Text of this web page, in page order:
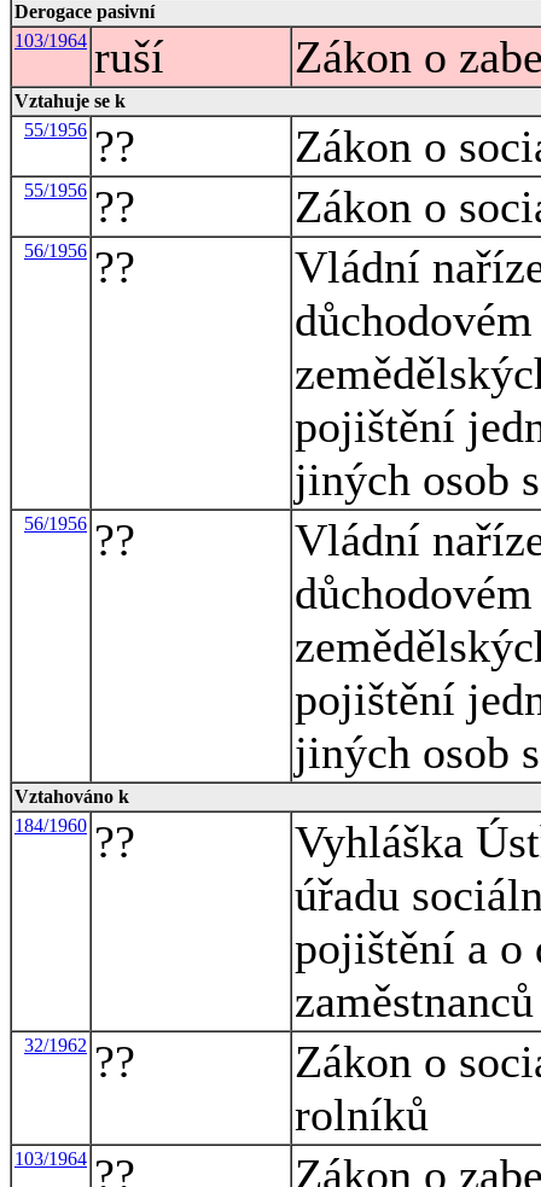
Derogace pasivní
103/1964 ruší Zákon o
Vztahuje se k
55/1956 ?? Zákon o
55/1956 ?? Zákon o
56/1956 ??
Vládní
pojištění
jiných osob
56/1956 ??
Vládní
pojištění
jiných osob
Vztahováno k
184/1960 ??
Vyhláška
úřadu
pojištění a o
32/1962 ??
Zákon o
rolníků
103/1964 ?? Zákon o